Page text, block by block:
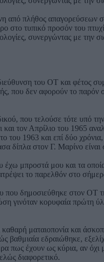
από πλήθος
τυπικό προσόν του
συνεργώντας με την
του ΟΤ και φέτος
που δεν αφορούν το παρόν
που τελούσε τότε
τον Απρίλιο του 1965
1963 και επί δύο
στον Γ. Μαρίνο
μπροστά μου και τα
το παρελθόν στο
δημοσιεύθηκε στον ΟΤ
γινόταν κορυφαία πρώτη
ματαιοπονία και
βαθμιαία εδραιώθηκε,
πως έχουν ως κύρια, αν
διαφορετικό.